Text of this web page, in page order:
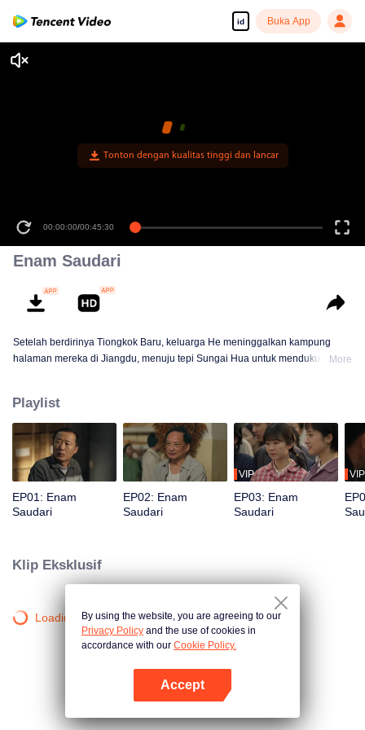
id Buka App
Tonton dengan kualitas tinggi dan lancar
00:00:00/00:45:30
Enam Saudari
Setelah berdirinya Tiongkok Baru, keluarga He meninggalkan kampung
halaman mereka di Jiangdu, menuju tepi Sungai Hua untuk mendukung
menghadapi kehidupan bersama. Bagaimana mereka bertahan di tengah
kerasnya kehidupan?
More
Playlist
EP01: Enam
Saudari
EP02: Enam
Saudari
VIP
EP03: Enam
Saudari
VIP
Klip Eksklusif
Loading…By using the website, you are agreeing to our
Privacy Policy and the use of cookies in
accordance with our Cookie Policy.
Accept